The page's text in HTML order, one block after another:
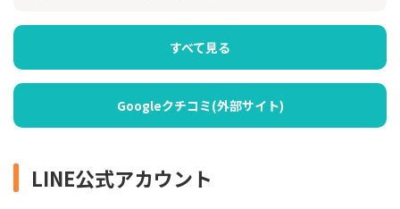
すべて見る
Googleクチコミ(外部サイト)
LINE公式アカウント